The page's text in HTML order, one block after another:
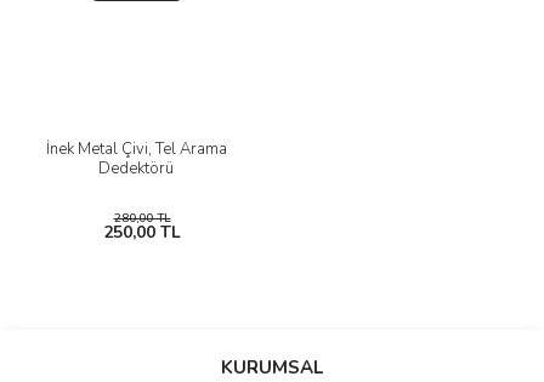
İnek Metal Çivi, Tel Arama
Dedektörü
280,00 TL
250,00 TL
KURUMSAL